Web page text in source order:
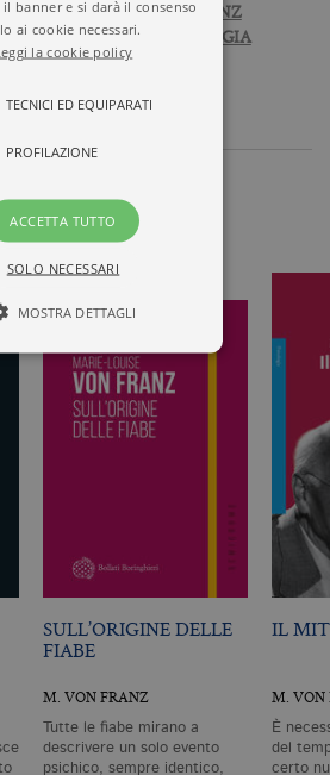
MARIE-LOUISE VON FRANZ
PSICOANALISI E PSICOLOGIA
1995
256
VON FRANZ
SULL’ORIGINE DELLE
FIABE
M. VON FRANZ
Tutte le fiabe mirano a
descrivere un solo evento
psichico, sempre identico,
IL
M. VON
È
del
certo
banner e si darà il consenso
ai cookie necessari.
la cookie policy
TECNICI ED EQUIPARATI
PROFILAZIONE
ACCETTA TUTTO
SOLO NECESSARI
MOSTRA DETTAGLI
Tecnici ed equiparati
Profilazione
sono strettamente
consentono la funzionalità
principale come l'accesso
e la gestione dell'account. Il
può essere utilizzato
senza i cookie
sono equiparati ai
non necessitano del
Dominio Scadenza
.bollatiboringhieri.it 1 mese